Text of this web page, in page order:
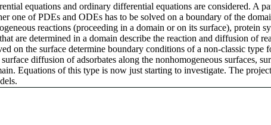
equations and ordinary differential equations are considered. A
one of PDEs and ODEs has to be solved on a boundary of the
reactions (proceeding in a domain or on its surface), protein
are determined in a domain describe the reaction and diffusion of
on the surface determine boundary conditions of a non-classic type
diffusion of adsorbates along the nonhomogeneous surfaces,
Equations of this type is now just starting to investigate. The